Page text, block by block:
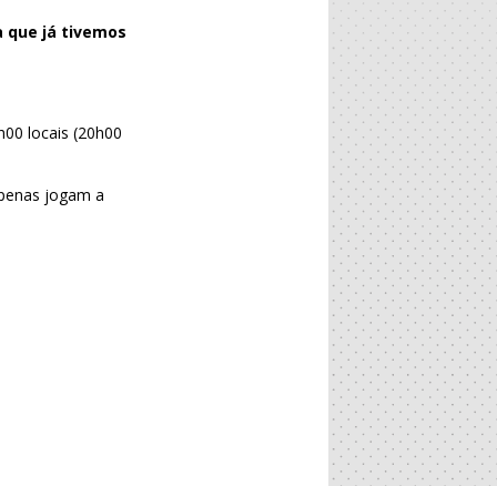
que já tivemos
locais (20h00
jogam a